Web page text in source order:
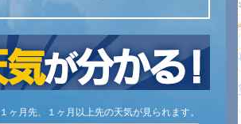
ヶ月先、１ヶ月以上先の天気が見られます。